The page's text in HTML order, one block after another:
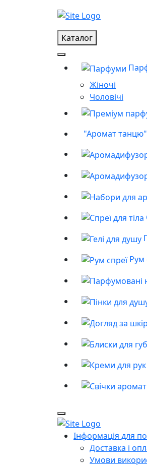
Каталог
Жіночі
Чоловічі
"Аромат танцю"
Рум
Інформація для
Доставка і
Умови